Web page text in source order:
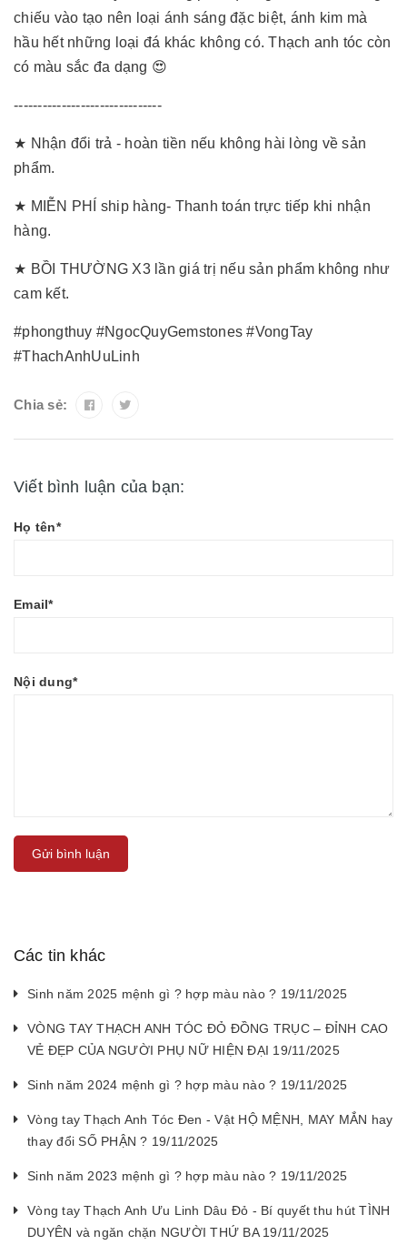
chiếu vào tạo nên loại ánh sáng đặc biệt, ánh kim mà
hầu hết những loại đá khác không có. Thạch anh tóc còn
có màu sắc đa dạng 😍
-------------------------------
★ Nhận đổi trả - hoàn tiền nếu không hài lòng về sản
phẩm.
★ MIỄN PHÍ ship hàng- Thanh toán trực tiếp khi nhận
hàng.
★ BỒI THƯỜNG X3 lần giá trị nếu sản phẩm không như
cam kết.
#phongthuy #NgocQuyGemstones #VongTay
#ThachAnhUuLinh
Chia sẻ:
Viết bình luận của bạn:
Họ tên*
Email*
Nội dung*
Gửi bình luận
Các tin khác
Sinh năm 2025 mệnh gì ? hợp màu nào ? 19/11/2025
VÒNG TAY THẠCH ANH TÓC ĐỎ ĐỒNG TRỤC – ĐỈNH CAO
VẺ ĐẸP CỦA NGƯỜI PHỤ NỮ HIỆN ĐẠI 19/11/2025
Sinh năm 2024 mệnh gì ? hợp màu nào ? 19/11/2025
Vòng tay Thạch Anh Tóc Đen - Vật HỘ MỆNH, MAY MẮN hay
thay đổi SỐ PHẬN ? 19/11/2025
Sinh năm 2023 mệnh gì ? hợp màu nào ? 19/11/2025
Vòng tay Thạch Anh Ưu Linh Dâu Đỏ - Bí quyết thu hút TÌNH
DUYÊN và ngăn chặn NGƯỜI THỨ BA 19/11/2025